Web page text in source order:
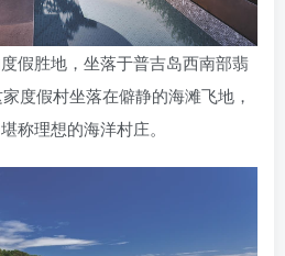
假胜地，坐落于普吉岛西南部翡
度假村坐落在僻静的海滩飞地，
称理想的海洋村庄。